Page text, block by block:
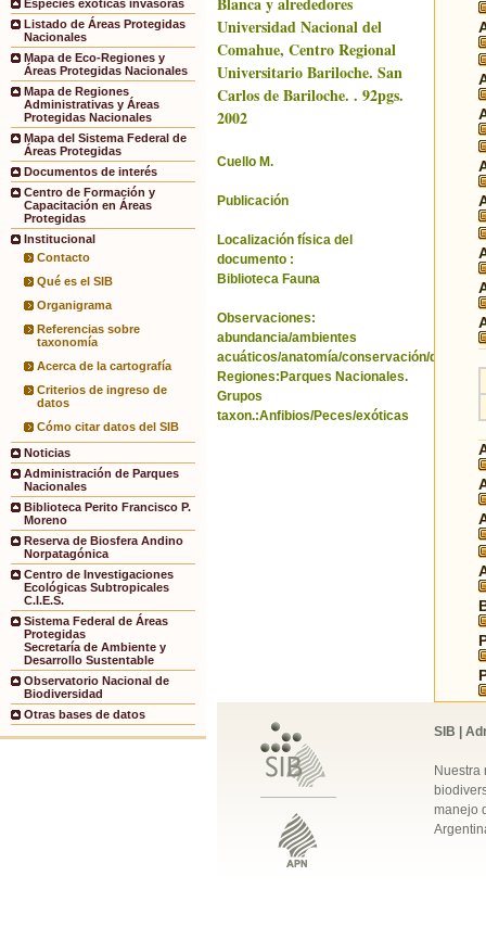
Especies exóticas invasoras
Listado de Áreas Protegidas
Nacionales
Mapa de Eco-Regiones y
Áreas Protegidas Nacionales
Mapa de Regiones
Administrativas y Áreas
Protegidas Nacionales
Mapa del Sistema Federal de
Áreas Protegidas
Documentos de interés
Centro de Formación y
Capacitación en Áreas
Protegidas
Institucional
Contacto
Qué es el SIB
Organigrama
Referencias sobre
taxonomía
Acerca de la cartografía
Criterios de ingreso de
datos
Cómo citar datos del SIB
Noticias
Administración de Parques
Nacionales
Biblioteca Perito Francisco P.
Moreno
Reserva de Biosfera Andino
Norpatagónica
Centro de Investigaciones
Ecológicas Subtropicales
C.I.E.S.
Sistema Federal de Áreas
Protegidas
Secretaría de Ambiente y
Desarrollo Sustentable
Observatorio Nacional de
Biodiversidad
Otras bases de datos
Universidad Nacional del
Comahue, Centro Regional
Universitario Bariloche. San
Carlos de Bariloche. . 92pgs.
2002
Cuello M.
Publicación
Localización física del
documento :
Biblioteca Fauna
Observaciones:
abundancia/ambientes
acuáticos/anatomía/conservación/
Regiones:Parques Nacionales.
Grupos
taxon.:Anfibios/Peces/exóticas
SIB |
Nuestra
manejo